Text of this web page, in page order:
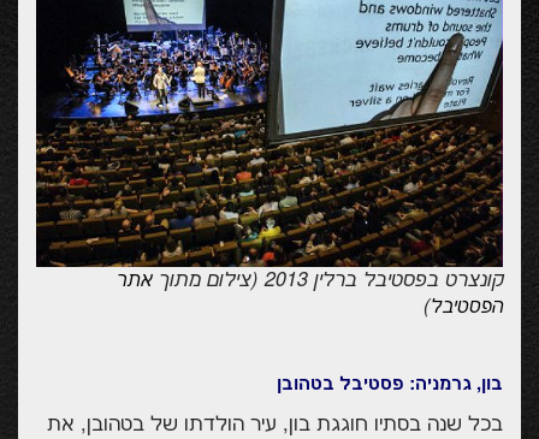
קונצרט בפסטיבל ברלין 2013 (צילום מתוך
אתר
הפסטיבל)
בון, גרמניה: פסטיבל בטהובן
בכל שנה בסתיו חוגגת בון, עיר הולדתו של בטהובן, את